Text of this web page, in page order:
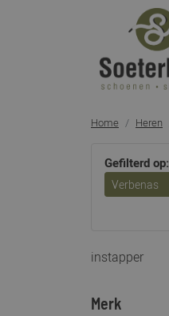
Home Heren
Gefilterd op:
Verbenas
instapper
Merk